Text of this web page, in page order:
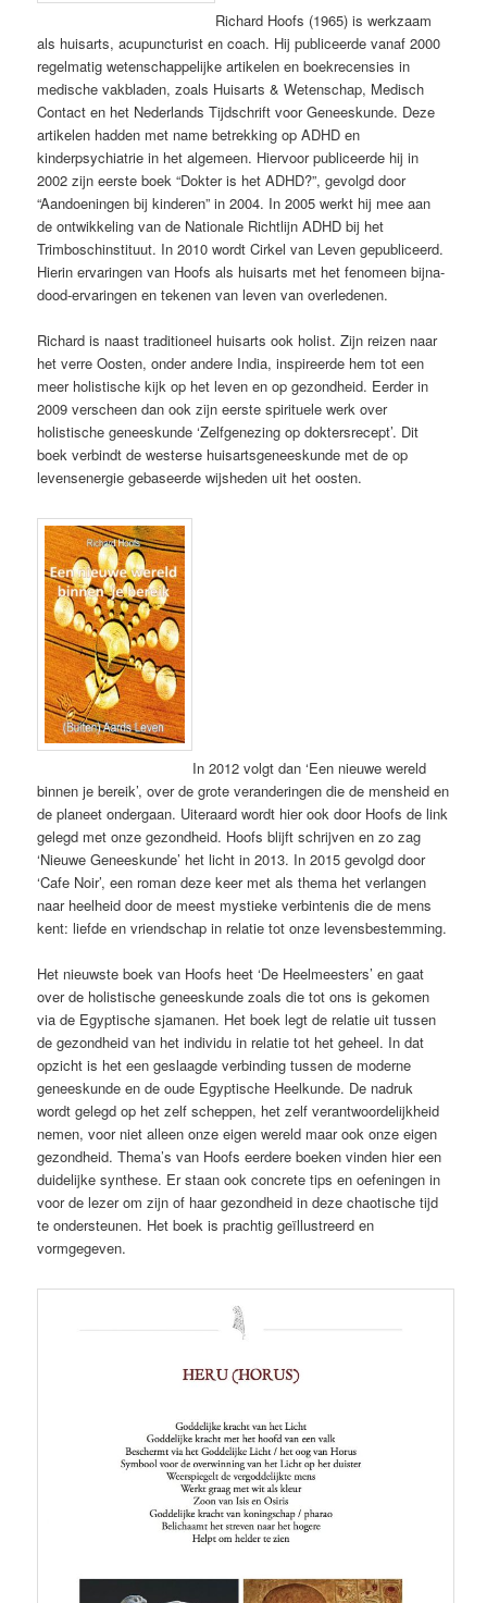
Richard Hoofs (1965) is werkzaam
als huisarts, acupuncturist en coach. Hij publiceerde vanaf 2000
regelmatig wetenschappelijke artikelen en boekrecensies in
medische vakbladen, zoals Huisarts & Wetenschap, Medisch
Contact en het Nederlands Tijdschrift voor Geneeskunde. Deze
artikelen hadden met name betrekking op ADHD en
kinderpsychiatrie in het algemeen. Hiervoor publiceerde hij in
2002 zijn eerste boek “Dokter is het ADHD?”, gevolgd door
“Aandoeningen bij kinderen” in 2004. In 2005 werkt hij mee aan
de ontwikkeling van de Nationale Richtlijn ADHD bij het
Trimboschinstituut. In 2010 wordt Cirkel van Leven gepubliceerd.
Hierin ervaringen van Hoofs als huisarts met het fenomeen bijna-
dood-ervaringen en tekenen van leven van overledenen.
Richard is naast traditioneel huisarts ook holist. Zijn reizen naar
het verre Oosten, onder andere India, inspireerde hem tot een
meer holistische kijk op het leven en op gezondheid. Eerder in
2009 verscheen dan ook zijn eerste spirituele werk over
holistische geneeskunde ‘Zelfgenezing op doktersrecept’. Dit
boek verbindt de westerse huisartsgeneeskunde met de op
levensenergie gebaseerde wijsheden uit het oosten.
In 2012 volgt dan ‘Een nieuwe wereld
binnen je bereik’, over de grote veranderingen die de mensheid en
de planeet ondergaan. Uiteraard wordt hier ook door Hoofs de link
gelegd met onze gezondheid. Hoofs blijft schrijven en zo zag
‘Nieuwe Geneeskunde’ het licht in 2013. In 2015 gevolgd door
‘Cafe Noir’, een roman deze keer met als thema het verlangen
naar heelheid door de meest mystieke verbintenis die de mens
kent: liefde en vriendschap in relatie tot onze levensbestemming.
Het nieuwste boek van Hoofs heet ‘De Heelmeesters’ en gaat
over de holistische geneeskunde zoals die tot ons is gekomen
via de Egyptische sjamanen. Het boek legt de relatie uit tussen
de gezondheid van het individu in relatie tot het geheel. In dat
opzicht is het een geslaagde verbinding tussen de moderne
geneeskunde en de oude Egyptische Heelkunde. De nadruk
wordt gelegd op het zelf scheppen, het zelf verantwoordelijkheid
nemen, voor niet alleen onze eigen wereld maar ook onze eigen
gezondheid. Thema’s van Hoofs eerdere boeken vinden hier een
duidelijke synthese. Er staan ook concrete tips en oefeningen in
voor de lezer om zijn of haar gezondheid in deze chaotische tijd
te ondersteunen. Het boek is prachtig geïllustreerd en
vormgegeven.